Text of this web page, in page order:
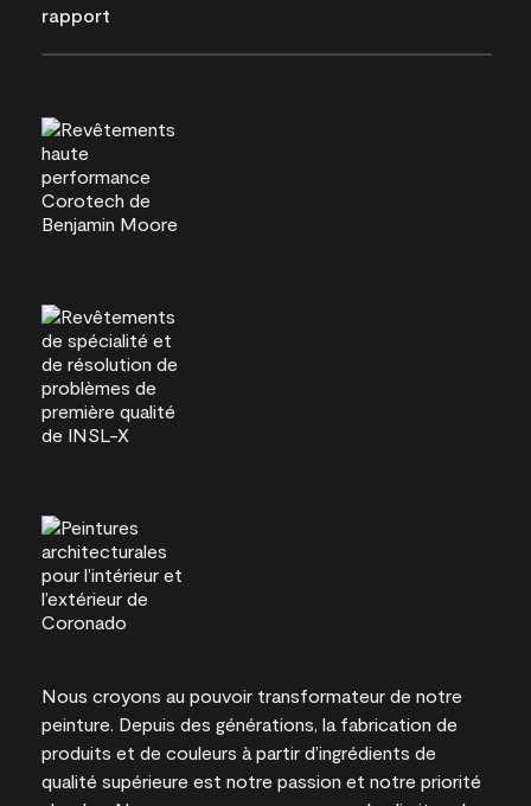
rapport
Nous croyons au pouvoir transformateur de notre
peinture. Depuis des générations, la fabrication de
produits et de couleurs à partir d’ingrédients de
qualité supérieure est notre passion et notre priorité